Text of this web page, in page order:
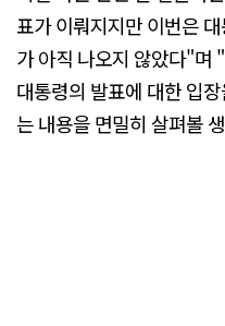
표가 이뤄지지만 이번은
가 아직 나오지 않았다"며
대통령의 발표에 대한 입
는 내용을 면밀히 살펴볼